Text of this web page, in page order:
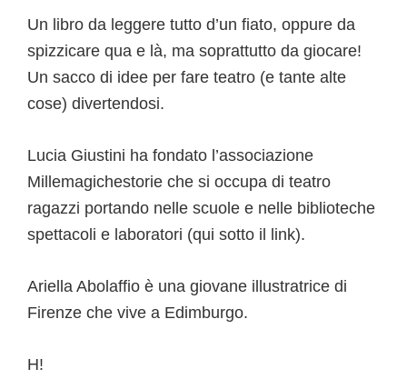
Un libro da leggere tutto d’un fiato, oppure da
spizzicare qua e là, ma soprattutto da giocare!
Un sacco di idee per fare teatro (e tante alte
cose) divertendosi.
Lucia Giustini ha fondato l’associazione
Millemagichestorie che si occupa di teatro
ragazzi portando nelle scuole e nelle biblioteche
spettacoli e laboratori (qui sotto il link).
Ariella Abolaffio è una giovane illustratrice di
Firenze che vive a Edimburgo.
H!